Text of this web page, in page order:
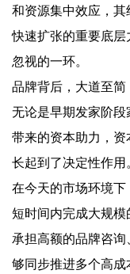
和资源集中效应，
快速扩张的重要底
忽视的一环。
品牌背后，大道至简
无论是早期发家阶
带来的资本助力，
长起到了决定性作用。
在今天的市场环境
短时间内完成大规
承担高额的品牌咨
够同步推进多个高